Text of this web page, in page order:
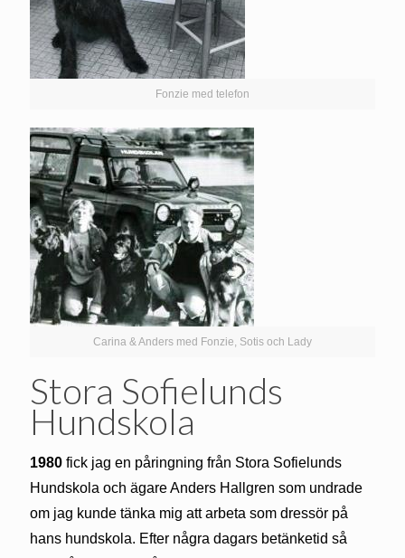
Fonzie med telefon
Carina & Anders med Fonzie, Sotis och Lady
Stora Sofielunds
Hundskola
1980 fick jag en påringning från Stora Sofielunds
Hundskola och ägare Anders Hallgren som undrade
om jag kunde tänka mig att arbeta som dressör på
hans hundskola. Efter några dagars betänketid så